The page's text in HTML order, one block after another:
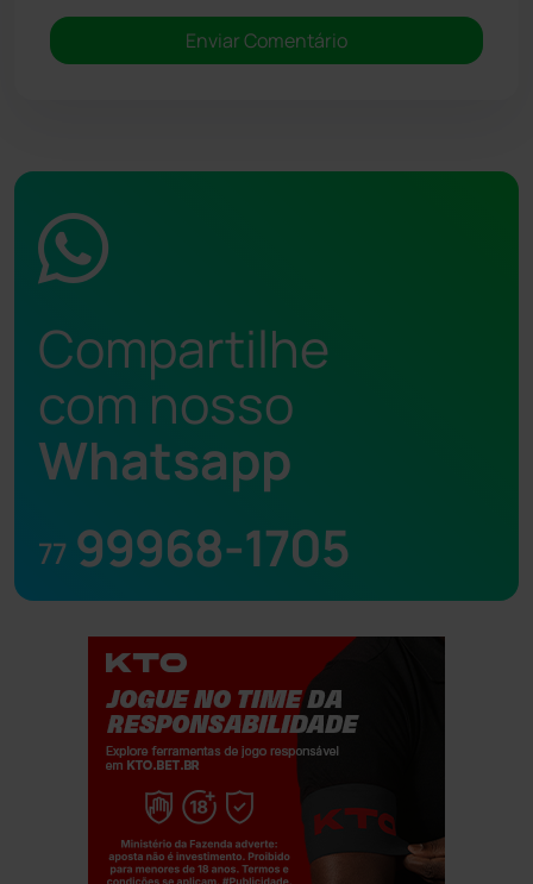
Compartilhe
com nosso
Whatsapp
77 99968-1705